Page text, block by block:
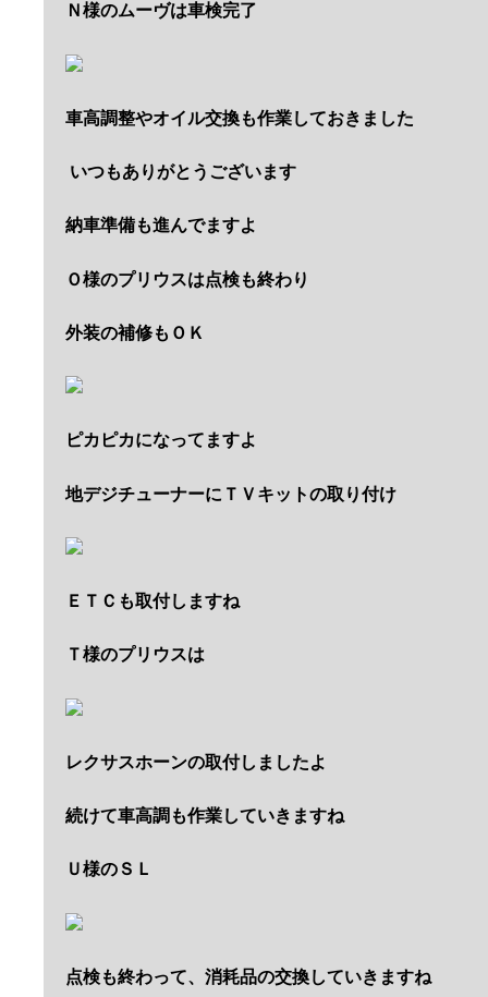
Ｎ様のムーヴは車検完了
車高調整やオイル交換も作業しておきました
いつもありがとうございます
納車準備も進んでますよ
Ｏ様のプリウスは点検も終わり
外装の補修もＯＫ
ピカピカになってますよ
地デジチューナーにＴＶキットの取り付け
ＥＴＣも取付しますね
Ｔ様のプリウスは
レクサスホーンの取付しましたよ
続けて車高調も作業していきますね
Ｕ様のＳＬ
点検も終わって、消耗品の交換していきますね